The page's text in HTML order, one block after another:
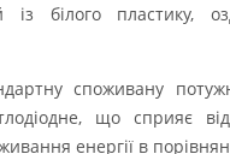
із білого пластику,
споживану
що сприяє
енергії в